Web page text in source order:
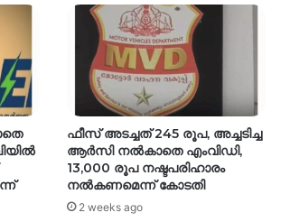
ഫീസ് അടച്ചത് 245 രൂപ, അച്ചടിച്ച
ആര്‍സി നല്‍കാതെ എംവിഡി,
13,000 രൂപ നഷ്ടപരിഹാരം
നല്‍കണമെന്ന് കോടതി
2 weeks ago